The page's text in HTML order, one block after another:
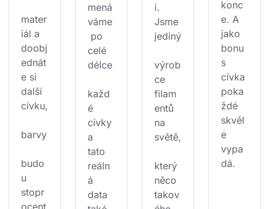
mater
iál a
doobj
ednát
e si
další
cívku,
barvy
budo
u
stopr
mená
váme
po
celé
délce
každ
é
cívky
a
tato
reáln
á
data
i.
Jsme
jediný
výrob
ce
filam
entů
na
světě,
který
něco
takov
konc
e. A
jako
bonu
s
cívka
poka
ždé
skvěl
e
vypa
dá.